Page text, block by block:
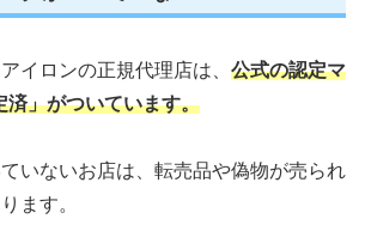
イロンの正規代理店は、 公式の認定マ
」がついています。
いないお店は、転売品や偽物が売られ
ます。